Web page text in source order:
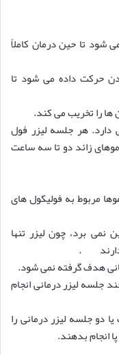
شود تا حین درمان کاملاً
حرکت داده می شود تا
ها را تخریب می کند.
دارد. هر جلسه لیزر فول
زائد دو تا سه ساعت
موها مربوط به فولیکول های
نمی برد، چون لیزر تنها
دارند .
جلسه لیزر درمانی انجام
دو جلسه لیزر درمانی را
انجام بدهند.